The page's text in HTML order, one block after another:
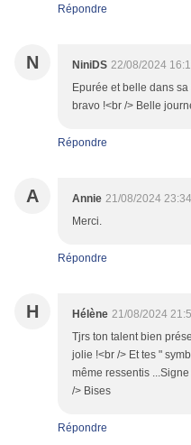
Répondre
N NiniDS 22/08/2024
Epurée et belle dans
bravo !<br /> Belle
Répondre
A Annie 21/08/2024 23:34
Merci.
Répondre
H Hélène 21/08/2024
Tjrs ton talent bien
jolie !<br /> Et tes "
même ressentis
/> Bises
Répondre